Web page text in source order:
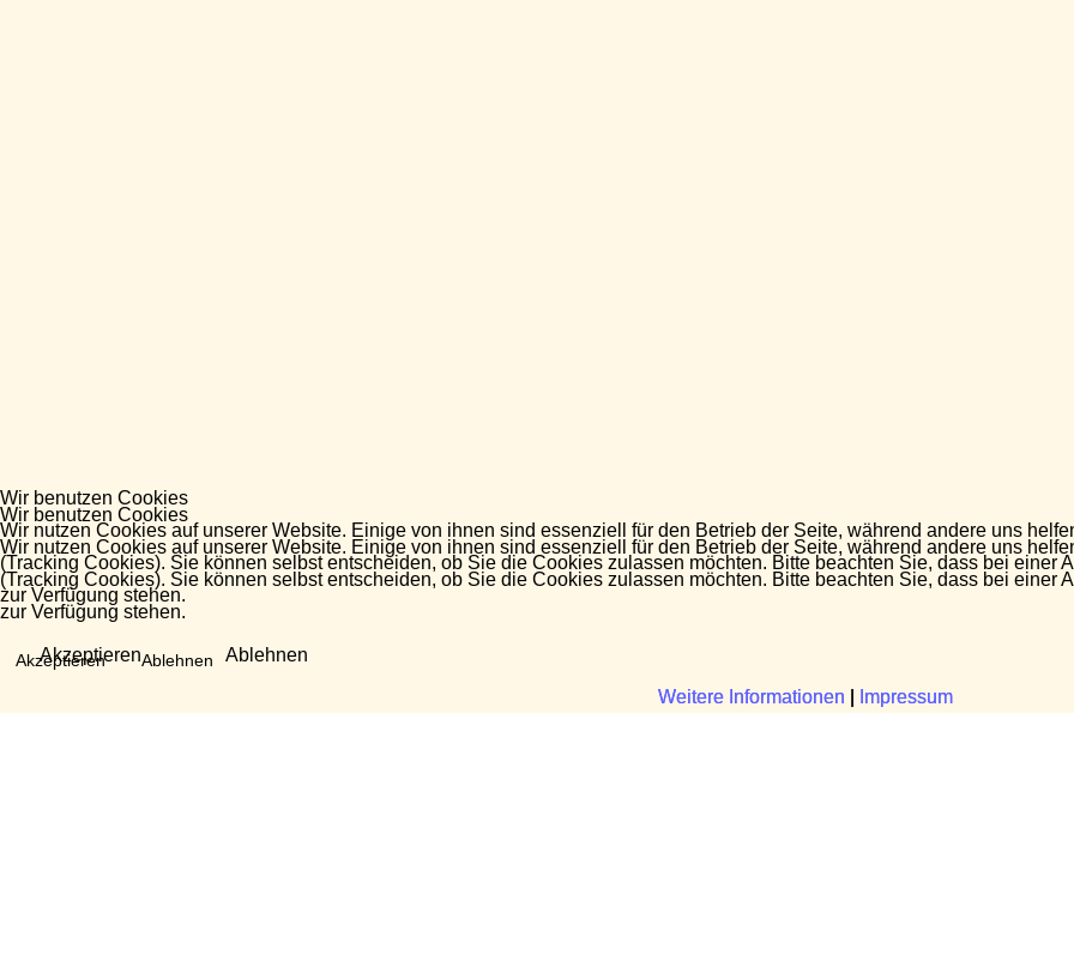
Wir benutzen Cookies
Wir nutzen Cookies auf unserer Website. Einige von ihnen sind essenziell für den Betrieb der Seite, während andere uns
(Tracking Cookies). Sie können selbst entscheiden, ob Sie die Cookies zulassen möchten. Bitte beachten Sie, dass bei
zur Verfügung stehen.
Akzeptieren Ablehnen
Weitere Informationen Impressum
Wir benutzen Cookies
Wir nutzen Cookies auf unserer Website. Einige von ihnen sind essenziell für den Betrieb der Seite, während andere uns
(Tracking Cookies). Sie können selbst entscheiden, ob Sie die Cookies zulassen möchten. Bitte beachten Sie, dass bei
zur Verfügung stehen.
Akzeptieren Ablehnen
Weitere Informationen Impressum